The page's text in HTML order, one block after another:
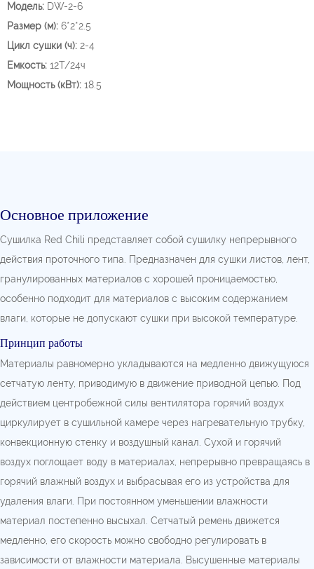
Модель: DW-2-6
Размер (м): 6*2*2.5
Цикл сушки (ч): 2-4
Емкость: 12Т/24ч
Мощность (кВт): 18.5
Основное приложение
Сушилка Red Chili представляет собой сушилку непрерывного
действия проточного типа. Предназначен для сушки листов, лент,
гранулированных материалов с хорошей проницаемостью,
особенно подходит для материалов с высоким содержанием
влаги, которые не допускают сушки при высокой температуре.
Принцип работы
Материалы равномерно укладываются на медленно движущуюся
сетчатую ленту, приводимую в движение приводной цепью. Под
действием центробежной силы вентилятора горячий воздух
циркулирует в сушильной камере через нагревательную трубку,
конвекционную стенку и воздушный канал. Сухой и горячий
воздух поглощает воду в материалах, непрерывно превращаясь в
горячий влажный воздух и выбрасывая его из устройства для
удаления влаги. При постоянном уменьшении влажности
материал постепенно высыхал. Сетчатый ремень движется
медленно, его скорость можно свободно регулировать в
зависимости от влажности материала. Высушенные материалы